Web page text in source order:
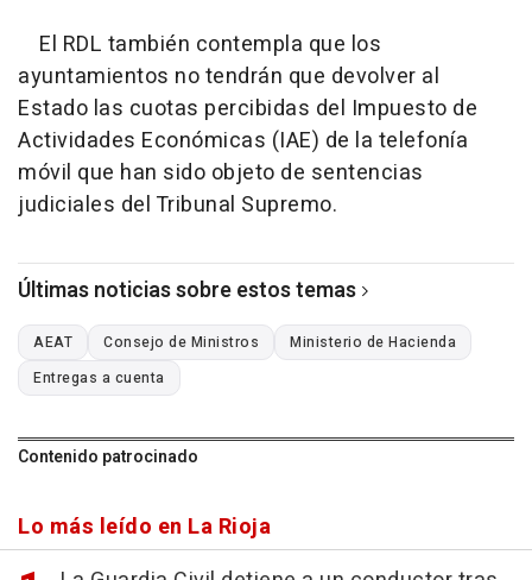
El RDL también contempla que los
ayuntamientos no tendrán que devolver al
Estado las cuotas percibidas del Impuesto de
Actividades Económicas (IAE) de la telefonía
móvil que han sido objeto de sentencias
judiciales del Tribunal Supremo.
Últimas noticias sobre estos temas
AEAT Consejo de Ministros
Ministerio de Hacienda
Entregas a cuenta
Contenido patrocinado
Lo más leído en La Rioja